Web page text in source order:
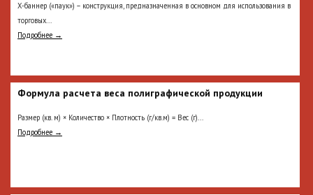
Х-баннер («паук») – конструкция, предназначенная в основном для использования в
торговых...
Подробнее →
Формула расчета веса полиграфической продукции
Размер (кв. м) × Количество × Плотность (г/кв.м) = Вес (г)...
Подробнее →